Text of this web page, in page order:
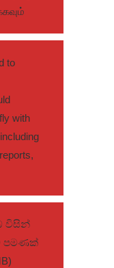
to
with
විසින්
පමණක්